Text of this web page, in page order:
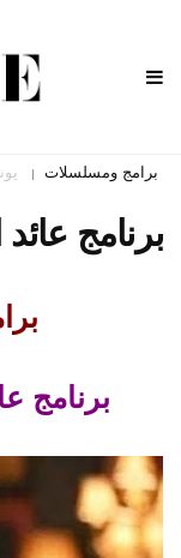
برامج ومسلسلات | يونيو
برنامج عائد
برنامج